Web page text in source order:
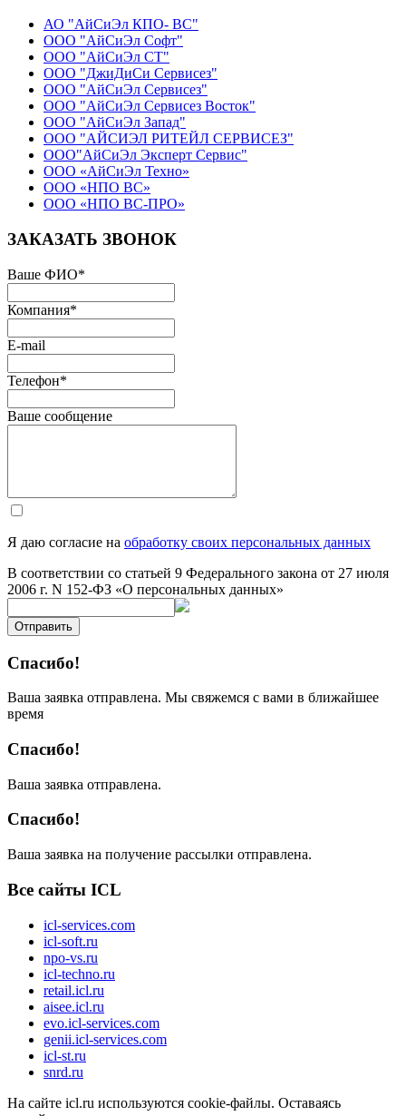
АО "АйСиЭл КПО- ВС"
ООО "АйСиЭл Софт"
ООО "АйСиЭл СТ"
ООО "ДжиДиСи Сервисез"
ООО "АйСиЭл Сервисез"
ООО "АйСиЭл Сервисез Восток"
ООО "АйСиЭл Запад"
ООО "АЙСИЭЛ РИТЕЙЛ СЕРВИСЕЗ"
ООО"АйСиЭл Эксперт Сервис"
ООО «АйСиЭл Техно»
ООО «НПО ВС»
ООО «НПО ВС-ПРО»
ЗАКАЗАТЬ ЗВОНОК
Ваше ФИО*
Компания*
E-mail
Телефон*
Ваше сообщение
Я даю согласие на обработку своих персональных данных
В соответствии со статьей 9 Федерального закона от 27 июля
2006 г. N 152-ФЗ «О персональных данных»
Отправить
Спасибо!
Ваша заявка отправлена. Мы свяжемся с вами в ближайшее
время
Спасибо!
Ваша заявка отправлена.
Спасибо!
Ваша заявка на получение рассылки отправлена.
Все сайты ICL
icl-services.com
icl-soft.ru
npo-vs.ru
icl-techno.ru
retail.icl.ru
aisee.icl.ru
evo.icl-services.com
genii.icl-services.com
icl-st.ru
snrd.ru
На сайте icl.ru используются cookie-файлы. Оставаясь